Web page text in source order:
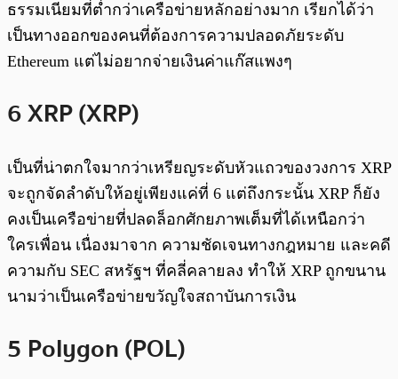
ธรรมเนียมที่ต่ำกว่าเครือข่ายหลักอย่างมาก เรียกได้ว่า
เป็นทางออกของคนที่ต้องการความปลอดภัยระดับ
Ethereum แต่ไม่อยากจ่ายเงินค่าแก๊สแพงๆ
6 XRP (XRP)
เป็นที่น่าตกใจมากว่าเหรียญระดับหัวแถวของวงการ XRP
จะถูกจัดลำดับให้อยู่เพียงแค่ที่ 6 แต่ถึงกระนั้น XRP ก็ยัง
คงเป็นเครือข่ายที่ปลดล็อกศักยภาพเต็มที่ได้เหนือกว่า
ใครเพื่อน เนื่องมาจาก ความชัดเจนทางกฎหมาย และคดี
ความกับ SEC สหรัฐฯ ที่คลี่คลายลง ทำให้ XRP ถูกขนาน
นามว่าเป็นเครือข่ายขวัญใจสถาบันการเงิน
5 Polygon (POL)